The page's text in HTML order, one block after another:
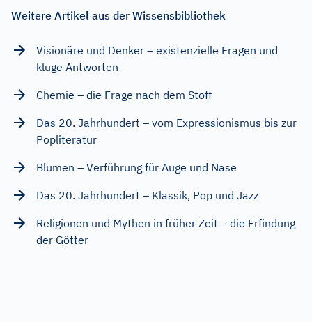
Weitere Artikel aus der Wissensbibliothek
Visionäre und Denker – existenzielle Fragen und
kluge Antworten
Chemie – die Frage nach dem Stoff
Das 20. Jahrhundert – vom Expressionismus bis zur
Popliteratur
Blumen – Verführung für Auge und Nase
Das 20. Jahrhundert – Klassik, Pop und Jazz
Religionen und Mythen in früher Zeit – die Erfindung
der Götter